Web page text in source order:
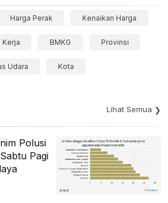
Harga Perak Kenaikan Harga
Kerja BMKG Provinsi
Udara Kota
Lihat Semua
Polusi
Pagi